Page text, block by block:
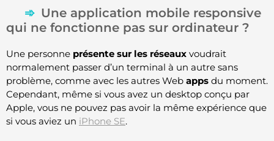
Une application mobile responsive
qui ne fonctionne pas sur ordinateur ?
Une personne présente sur les réseaux voudrait
normalement passer d’un terminal à un autre sans
problème, comme avec les autres Web apps du moment.
Cependant, même si vous avez un desktop conçu par
Apple, vous ne pouvez pas avoir la même expérience que
si vous aviez un iPhone SE.